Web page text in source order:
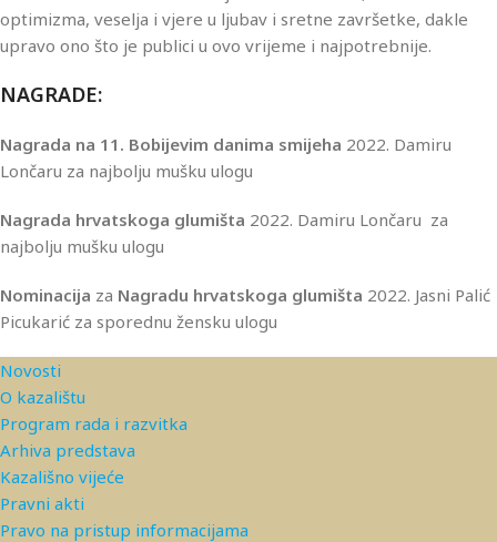
optimizma, veselja i vjere u ljubav i sretne završetke, dakle
upravo ono što je publici u ovo vrijeme i najpotrebnije.
NAGRADE:
Nagrada na 11. Bobijevim danima smijeha 2022. Damiru
Lončaru za najbolju mušku ulogu
Nagrada hrvatskoga glumišta 2022. Damiru Lončaru za
najbolju mušku ulogu
Nominacija za Nagradu hrvatskoga glumišta 2022. Jasni Palić
Picukarić za sporednu žensku ulogu
Novosti
O kazalištu
Program rada i razvitka
Arhiva predstava
Kazališno vijeće
Pravni akti
Pravo na pristup informacijama